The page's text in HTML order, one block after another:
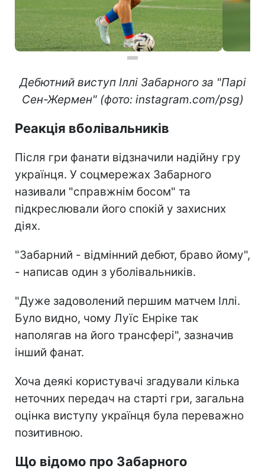
Дебютний виступ Іллі Забарного за "Парі
Сен-Жермен" (фото: instagram.com/psg)
Реакція вболівальників
Після гри фанати відзначили надійну гру
українця. У соцмережах Забарного
називали "справжнім босом" та
підкреслювали його спокій у захисних
діях.
"Забарний - відмінний дебют, браво йому",
- написав один з уболівальників.
"Дуже задоволений першим матчем Іллі.
Було видно, чому Луїс Енріке так
наполягав на його трансфері", зазначив
інший фанат.
Хоча деякі користувачі згадували кілька
неточних передач на старті гри, загальна
оцінка виступу українця була переважно
позитивною.
Що відомо про Забарного